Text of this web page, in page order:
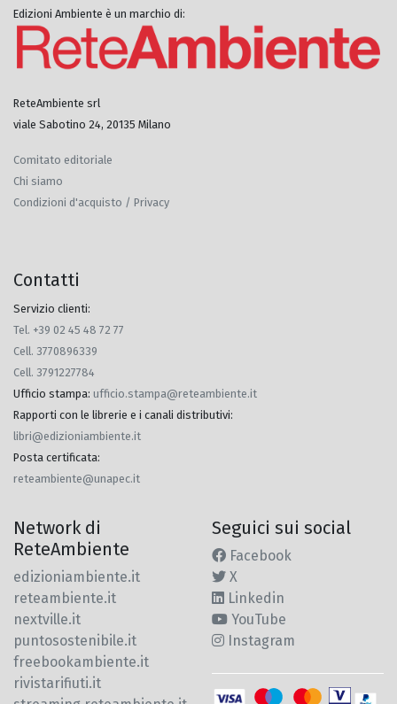
Edizioni Ambiente è un marchio di:
ReteAmbiente srl
viale Sabotino 24, 20135 Milano
Comitato editoriale
Chi siamo
Condizioni d'acquisto / Privacy
Contatti
Servizio clienti:
Tel. +39 02 45 48 72 77
Cell. 3770896339
Cell. 3791227784
Ufficio stampa: ufficio.stampa@reteambiente.it
Rapporti con le librerie e i canali distributivi:
libri@edizioniambiente.it
Posta certificata:
reteambiente@unapec.it
Network di
ReteAmbiente
edizioniambiente.it
reteambiente.it
nextville.it
puntosostenibile.it
freebookambiente.it
rivistarifiuti.it
Seguici sui social
Facebook
X
Linkedin
YouTube
Instagram